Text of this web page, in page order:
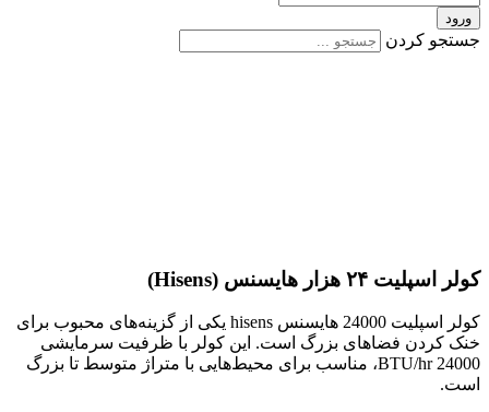
ورود
جستجو کردن
کولر اسپلیت ۲۴ هزار هایسنس (Hisens)
کولر اسپلیت 24000 هایسنس hisens یکی از گزینه‌های محبوب برای
خنک کردن فضاهای بزرگ است. این کولر با ظرفیت سرمایشی
24000 BTU/hr، مناسب برای محیط‌هایی با متراژ متوسط تا بزرگ
است.